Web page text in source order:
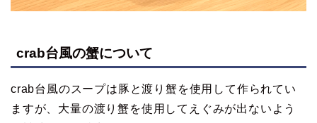
crab台風の蟹について
crab台風のスープは豚と渡り蟹を使用して作られてい
ますが、大量の渡り蟹を使用してえぐみが出ないよう